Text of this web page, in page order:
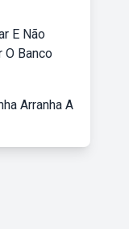
E Não
O Banco
Arranha A